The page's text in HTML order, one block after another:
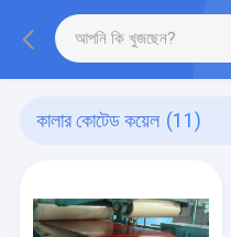
কালার কোটেড কয়েল (11)